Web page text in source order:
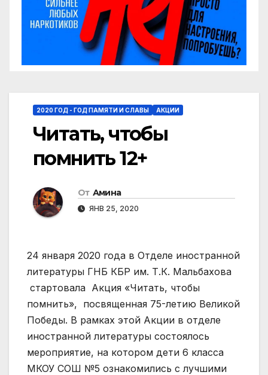
2020 ГОД - ГОД ПАМЯТИ И СЛАВЫ АКЦИИ
Читать, чтобы
помнить 12+
От Амина
ЯНВ 25, 2020
24 января 2020 года в Отделе иностранной
литературы ГНБ КБР им. Т.К. Мальбахова
стартовала Акция «Читать, чтобы
помнить», посвященная 75-летию Великой
Победы. В рамках этой Акции в отделе
иностранной литературы состоялось
мероприятие, на котором дети 6 класса
МКОУ СОШ №5 ознакомились с лучшими